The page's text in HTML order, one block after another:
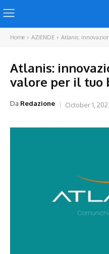
Home AZIENDE Atlanis:
Atlanis:
valore per il tuo
Da Redazione October 1,